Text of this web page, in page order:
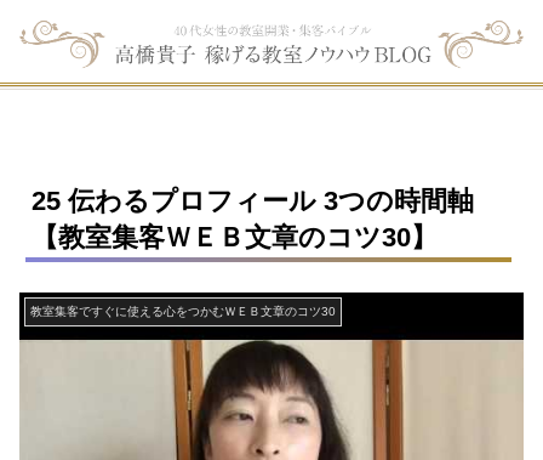
25 伝わるプロフィール 3つの時間軸
【教室集客ＷＥＢ文章のコツ30】
教室集客ですぐに使える心をつかむＷＥＢ文章のコツ30